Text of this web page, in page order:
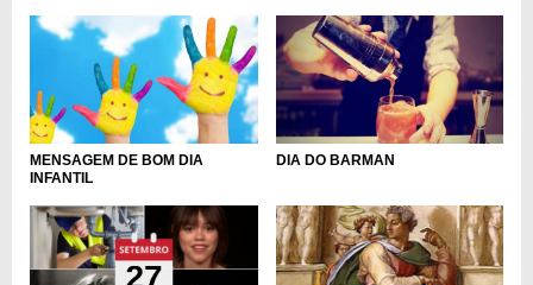
MENSAGEM DE BOM DIA
INFANTIL
DIA DO BARMAN